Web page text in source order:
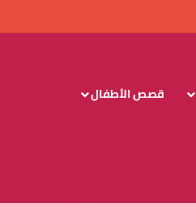
قصص الأطفال